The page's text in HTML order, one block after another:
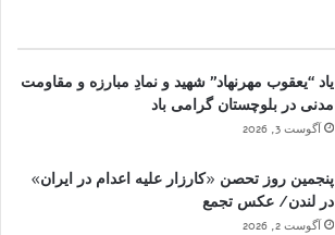
یاد “یعقوب مهرنهاد” شهید و نمادِ مبارزه و مقاومت
مدنی در بلوچستان گرامی باد
آگوست 3, 2026
پنجمین روز تحصن «کارزار علیه اعدام در ایران»
در لندن/ عکس تجمع
آگوست 2, 2026